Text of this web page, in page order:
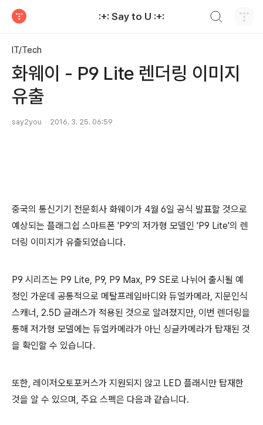
:+: Say to U :+:
IT/Tech
화웨이 - P9 Lite 렌더링 이미지
유출
say2you 2016. 3. 25. 06:59
중국의 통신기기 전문회사 화웨이가 4월 6일 공식 발표할 것으로
예상되는 플래그쉽 스마트폰 'P9'의 저가형 모델인 'P9 Lite'의 렌
더링 이미지가 유출되었습니다.
P9 시리즈는 P9 Lite, P9, P9 Max, P9 SE로 나뉘어 출시될 예
정인 가운데 공통적으로 메탈프레임바디와 듀얼카메라, 지문인식
스캐너, 2.5D 글래스가 적용된 것으로 알려졌지만, 이번 렌더링을
통해 저가형 모델에는 듀얼카메라가 아닌 싱글카메라가 탑재된 것
을 확인할 수 있습니다.
또한, 레이저오토포커스가 지원되지 않고 LED 플래시만 탑재한
것을 알 수 있으며, 주요 스펙은 다음과 같습니다.